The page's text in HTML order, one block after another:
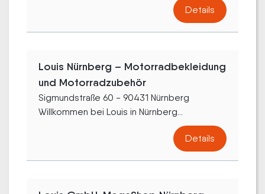
Details
Louis Nürnberg – Motorradbekleidung
und Motorradzubehör
Sigmundstraße 60 - 90431 Nürnberg
Willkommen bei Louis in Nürnberg...
Details